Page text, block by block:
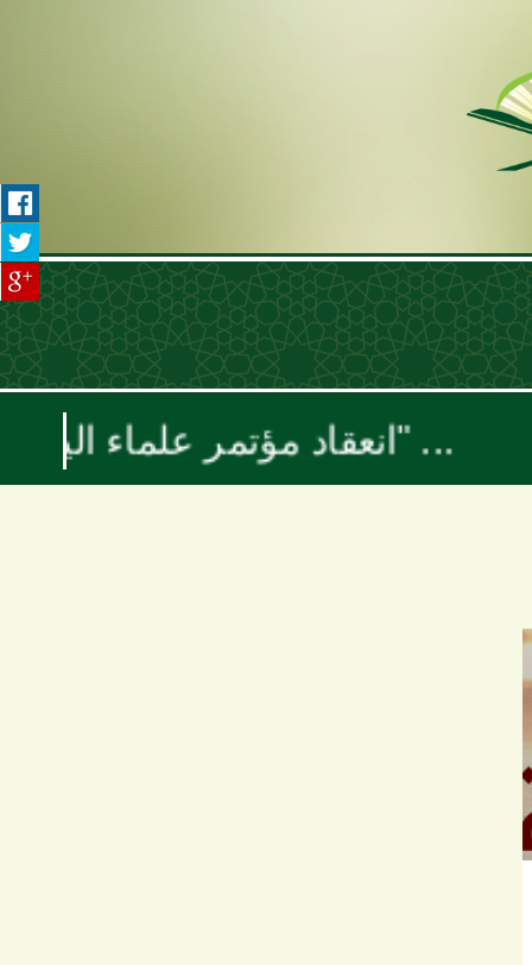
انعقاد مؤتمر علماء اليمن السنوي بعنوان "موقف علماء الأمة تجاه حرب الإبادة والتجويع في غزة ومخطط إسرائيل الكبرى"